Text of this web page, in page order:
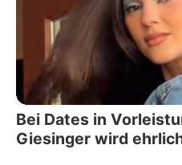
Bei Dates in
Giesinger wird